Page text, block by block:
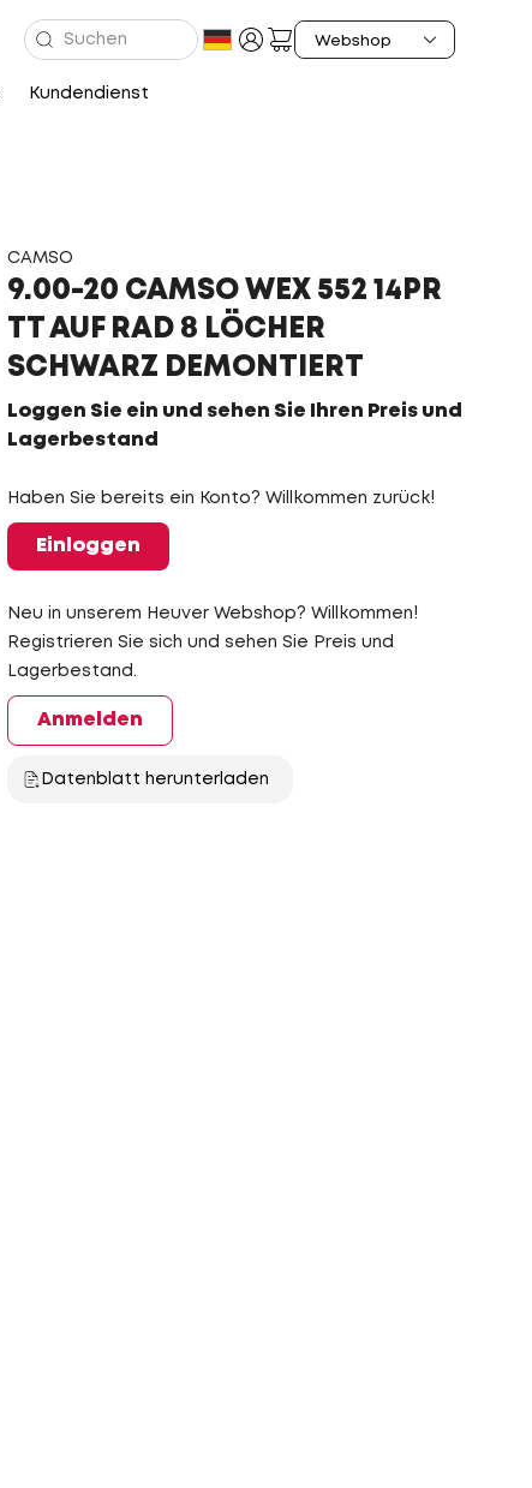
Kundendienst
CAMSO
9.00-20 CAMSO WEX 552 14PR
TT AUF RAD 8 LÖCHER
SCHWARZ DEMONTIERT
Loggen Sie ein und sehen Sie Ihren Preis und
Lagerbestand
Haben Sie bereits ein Konto? Willkommen zurück!
Einloggen
Neu in unserem Heuver Webshop? Willkommen!
Registrieren Sie sich und sehen Sie Preis und
Lagerbestand.
Anmelden
Datenblatt herunterladen